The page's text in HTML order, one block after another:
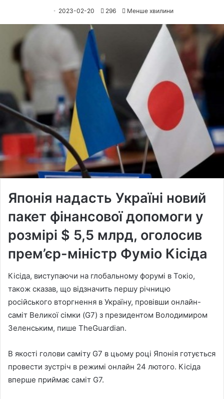
2023-02-20 296 Менше хвилини
Японія надасть Україні новий
пакет фінансової допомоги у
розмірі $ 5,5 млрд, оголосив
прем’єр-міністр Фуміо Кісіда
Кісіда, виступаючи на глобальному форумі в Токіо,
також сказав, що відзначить першу річницю
російського вторгнення в Україну, провівши онлайн-
саміт Великої сімки (G7) з президентом Володимиром
Зеленським, пише TheGuardian.
В якості голови саміту G7 в цьому році Японія готується
провести зустріч в режимі онлайн 24 лютого. Кісіда
вперше приймає саміт G7.